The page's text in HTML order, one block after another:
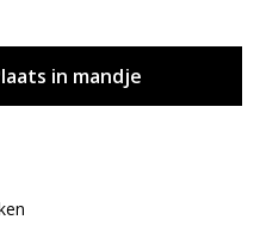
in mandje